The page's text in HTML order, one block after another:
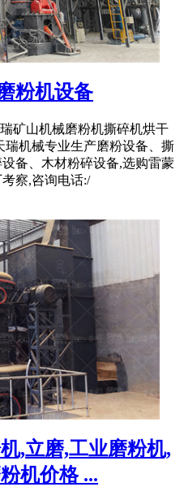
粉机设备
矿山机械磨粉机撕碎机烘干
瑞机械专业生产磨粉设备、撕
备、木材粉碎设备,选购雷蒙
察,咨询电话:/
,立磨,工业磨粉机,
机价格 ...